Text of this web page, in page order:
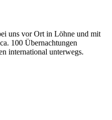
uns vor Ort in Löhne und mit
100 Übernachtungen
international unterwegs.